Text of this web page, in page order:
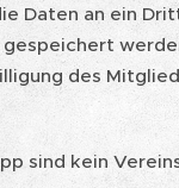
Daten an ein
des
sind kein